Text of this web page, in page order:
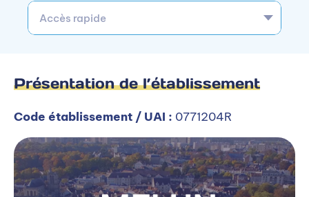
Accès rapide
Présentation de l’établissement
Code établissement / UAI : 0771204R